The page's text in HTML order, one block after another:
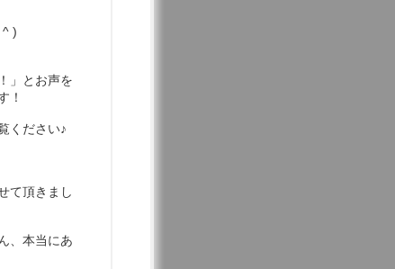
^ )
」とお声を
！
ください♪
て頂きまし
、本当にあ